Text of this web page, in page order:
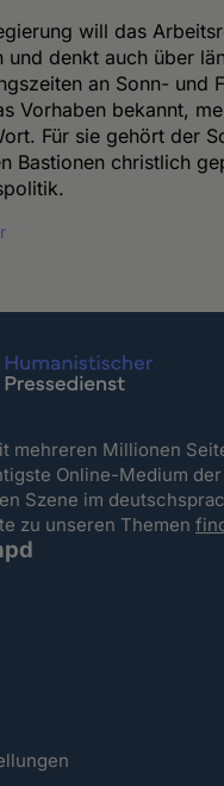
will das
und denkt auch über
an Sonn- und
Vorhaben bekannt,
Für sie gehört der
Bastionen christlich
mehreren Millionen
Online-Medium
Szene im
zu unseren Themen